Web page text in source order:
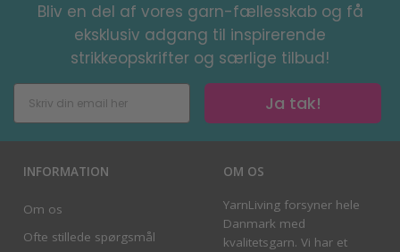
Bliv en del af vores garn-fællesskab og få
eksklusiv adgang til inspirerende
strikkeopskrifter og særlige tilbud!
Ja tak!
INFORMATION
Om os
Ofte stillede spørgsmål
OM OS
YarnLiving forsyner hele
Danmark med
kvalitetsgarn. Vi har et